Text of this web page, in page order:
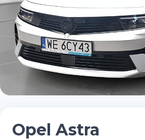
Opel Astra